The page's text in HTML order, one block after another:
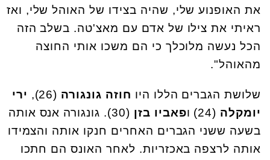
את האופנוע שלי, שהיה בצידו של האוהל שלי, ואז
ראיתי את צילו של אדם עם מאצ'טה. בשלב הזה
הכל נעשה מלוכלך כי הם משכו אותי החוצה
מהאוהל".
שלושת הגברים הללו היו חוזה גונגורה (26),
ירי
יומקלה (24) ו פאביו בזן
(30). גונגורה אנס אותה
בשעה ששני הגברים האחרים חנקו אותה והצמידו
אותה לרצפה באכזריות. לאחר האונס הם חתכו